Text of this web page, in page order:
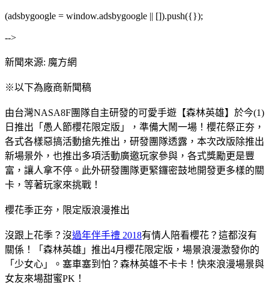
(adsbygoogle = window.adsbygoogle || []).push({});
-->
新聞來源: 魔方網
※以下為廠商新聞稿
由台灣NASA8F團隊自主研發的可愛手遊【森林英雄】於今(1)
日推出「愚人節櫻花限定版」，準備大鬧一場！櫻花祭正夯，
各式各樣惡搞活動搶先推出，研發團隊透露，本次改版除推出
新場景外，也推出多項活動廣邀玩家參與，各式獎勵更是豐
富，讓人拿不停。此外研發團隊更緊鑼密鼓地開發更多樣的關
卡，等著玩家來挑戰！
櫻花季正夯，限定版浪漫推出
沒跟上花季？沒過年伴手禮 2018有情人陪看櫻花？這都沒有
關係！「森林英雄」推出4月櫻花限定版，場景浪漫激發你的
「少女心」。塞車塞到怕？森林英雄不卡卡！快來浪漫場景與
女友來場甜蜜PK！